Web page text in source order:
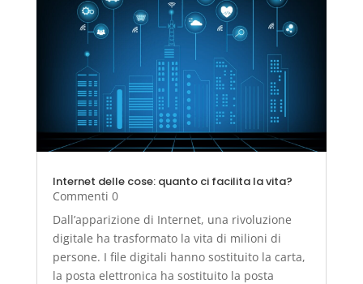
Internet delle cose: quanto ci facilita la vita?
Commenti 0
Dall’apparizione di Internet, una rivoluzione
digitale ha trasformato la vita di milioni di
persone. I file digitali hanno sostituito la carta,
la posta elettronica ha sostituito la posta